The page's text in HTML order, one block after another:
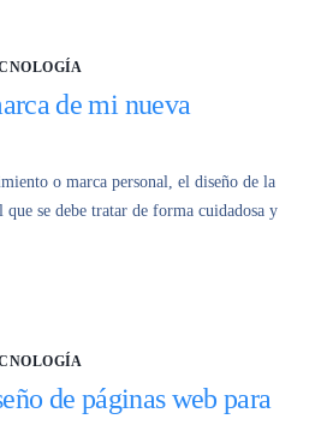
de mi nueva
o marca personal, el diseño de la
se debe tratar de forma cuidadosa y
de páginas web para